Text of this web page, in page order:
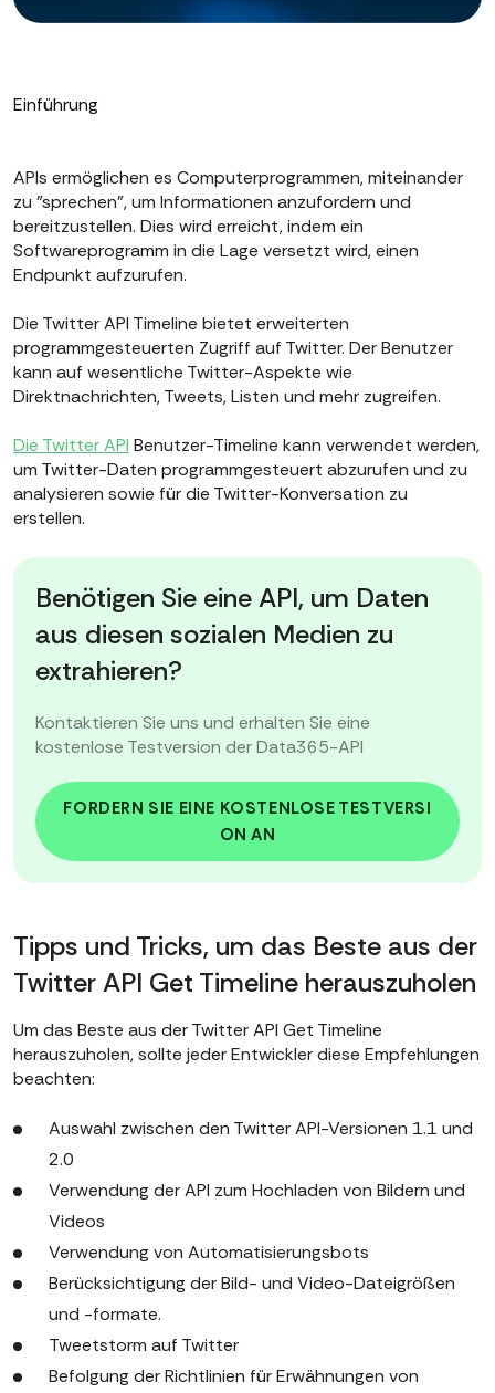
Einführung
APIs ermöglichen es Computerprogrammen, miteinander
zu "sprechen", um Informationen anzufordern und
bereitzustellen. Dies wird erreicht, indem ein
Softwareprogramm in die Lage versetzt wird, einen
Endpunkt aufzurufen.
Die Twitter API Timeline bietet erweiterten
programmgesteuerten Zugriff auf Twitter. Der Benutzer
kann auf wesentliche Twitter-Aspekte wie
Direktnachrichten, Tweets, Listen und mehr zugreifen.
Die Twitter API Benutzer-Timeline kann verwendet werden,
um Twitter-Daten programmgesteuert abzurufen und zu
analysieren sowie für die Twitter-Konversation zu
erstellen.
Benötigen Sie eine API, um Daten
aus diesen sozialen Medien zu
extrahieren?
Kontaktieren Sie uns und erhalten Sie eine
kostenlose Testversion der Data365-API
FORDERN SIE EINE KOSTENLOSE TESTVERSI
ON AN
Tipps und Tricks, um das Beste aus der
Twitter API Get Timeline herauszuholen
Um das Beste aus der Twitter API Get Timeline
herauszuholen, sollte jeder Entwickler diese Empfehlungen
beachten:
Auswahl zwischen den Twitter API-Versionen 1.1 und
2.0
Verwendung der API zum Hochladen von Bildern und
Videos
Verwendung von Automatisierungsbots
Berücksichtigung der Bild- und Video-Dateigrößen
und -formate.
Tweetstorm auf Twitter
Befolgung der Richtlinien für Erwähnungen von